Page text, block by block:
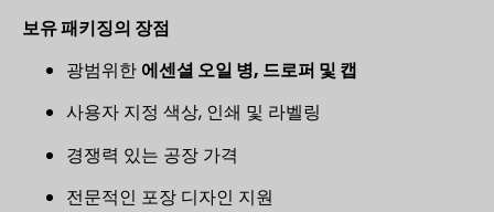
보유 패키징의 장점
광범위한 에센셜 오일 병, 드로퍼 및 캡
사용자 지정 색상, 인쇄 및 라벨링
경쟁력 있는 공장 가격
전문적인 포장 디자인 지원